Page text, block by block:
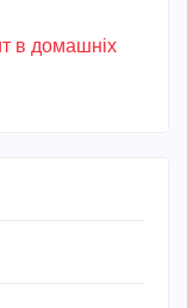
в домашніх